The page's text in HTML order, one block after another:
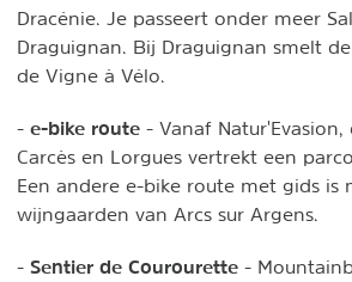
Dracénie. Je passeert onder meer
Draguignan. Bij Draguignan smelt
de Vigne à Vélo.
- e-bike route - Vanaf
Carcès en Lorgues vertrekt een
Een andere e-bike route met gids is
wijngaarden van Arcs sur Argens.
- Sentier de Courourette -